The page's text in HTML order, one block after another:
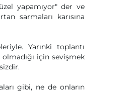
yapamıyor" der ve
sarmaları karısına
Yarınki toplantı
için sevişmek
gibi, ne de onların